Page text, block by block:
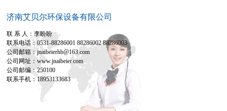
济南艾贝尔环保设备有限公司
联 系 人：李盼盼
联系电话：0531-88286001 88286002 88286003
公司邮箱：jnaibeierhb@163.com
公司网址：www.jnaibeier.com
公司邮编：250100
联系手机：18953133683